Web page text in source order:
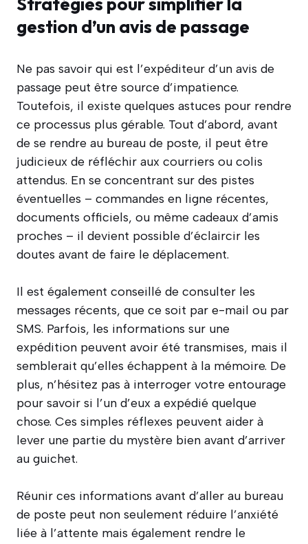
gestion d’un avis de passage
Ne pas savoir qui est l’expéditeur d’un avis de
passage peut être source d’impatience.
Toutefois, il existe quelques astuces pour rendre
ce processus plus gérable. Tout d’abord, avant
de se rendre au bureau de poste, il peut être
judicieux de réfléchir aux courriers ou colis
attendus. En se concentrant sur des pistes
éventuelles – commandes en ligne récentes,
documents officiels, ou même cadeaux d’amis
proches – il devient possible d’éclaircir les
doutes avant de faire le déplacement.
Il est également conseillé de consulter les
messages récents, que ce soit par e-mail ou par
SMS. Parfois, les informations sur une
expédition peuvent avoir été transmises, mais il
semblerait qu’elles échappent à la mémoire. De
plus, n’hésitez pas à interroger votre entourage
pour savoir si l’un d’eux a expédié quelque
chose. Ces simples réflexes peuvent aider à
lever une partie du mystère bien avant d’arriver
au guichet.
Réunir ces informations avant d’aller au bureau
de poste peut non seulement réduire l’anxiété
liée à l’attente mais également rendre le